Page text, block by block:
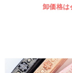
卸価格は